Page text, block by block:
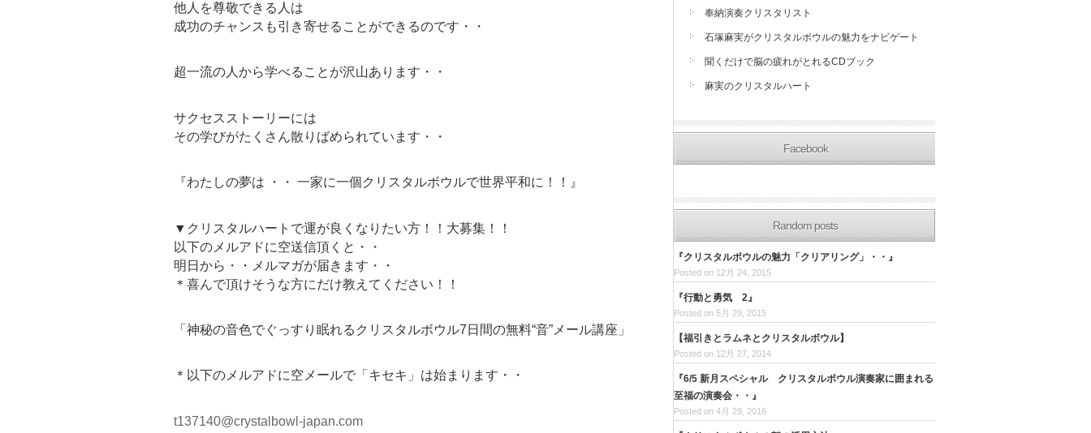
他人を尊敬できる人は
成功のチャンスも引き寄せることができるのです・・
超一流の人から学べることが沢山あります・・
サクセスストーリーには
その学びがたくさん散りばめられています・・
『わたしの夢は ・・ 一家に一個クリスタルボウルで世界平和に！！』
▼クリスタルハートで運が良くなりたい方！！大募集！！
以下のメルアドに空送信頂くと・・
明日から・・メルマガが届きます・・
＊喜んで頂けそうな方にだけ教えてください！！
「神秘の音色でぐっすり眠れるクリスタルボウル7日間の無料“音”メール講座」
＊以下のメルアドに空メールで「キセキ」は始まります・・
t137140@crystalbowl-japan.com
奉納演奏クリスタリスト
石塚麻実がクリスタルボウルの魅力をナビゲート
聞くだけで脳の疲れがとれるCDブック
麻実のクリスタルハート
Facebook
Random posts
『クリスタルボウルの魅力「クリアリング」・・』
Posted on 12月 24, 2015
『行動と勇気 2』
Posted on 5月 29, 2015
【福引きとラムネとクリスタルボウル】
Posted on 12月 27, 2014
『6/5 新月スペシャル クリスタルボウル演奏家に囲まれる
至福の演奏会・・』
Posted on 4月 29, 2016